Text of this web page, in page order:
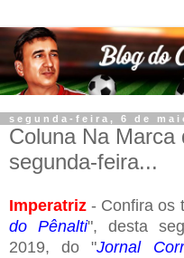
segunda-feira, 6 de
Coluna Na Marca
segunda-feira...
Imperatriz - Confira os
do Pênalti", desta
2019, do "Jornal